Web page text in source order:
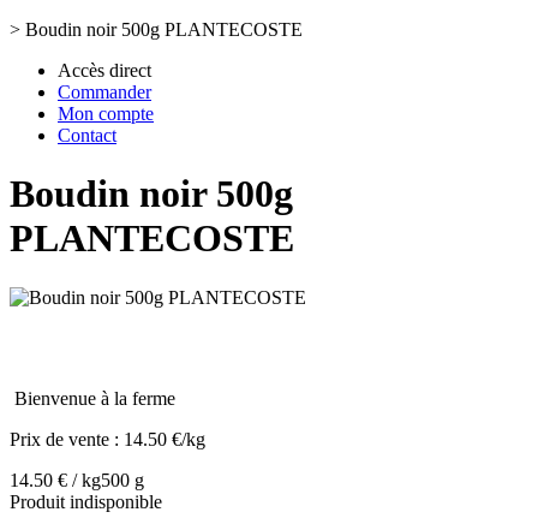
> Boudin noir 500g PLANTECOSTE
Accès direct
Commander
Mon compte
Contact
Boudin noir 500g
PLANTECOSTE
Bienvenue à la ferme
Prix de vente : 14.50 €/kg
14.50 € / kg500 g
Produit indisponible